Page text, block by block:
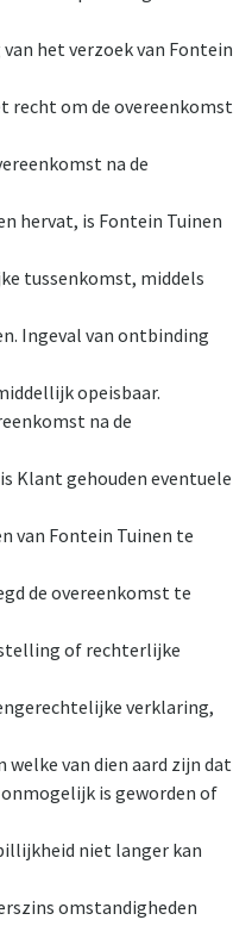
het verzoek van Fontein
recht om de overeenkomst
na de
hervat, is Fontein Tuinen
tussenkomst, middels
Ingeval van ontbinding
opeisbaar.
na de
Klant gehouden eventuele
van Fontein Tuinen te
de overeenkomst te
of rechterlijke
verklaring,
van dien aard zijn dat
is geworden of
niet langer kan
omstandigheden